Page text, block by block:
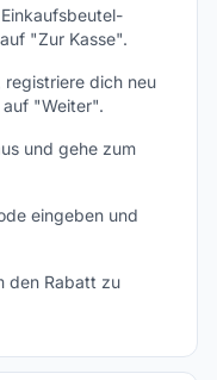
"Zur Kasse".
registriere dich neu
"Weiter".
und gehe zum
eingeben und
den Rabatt zu